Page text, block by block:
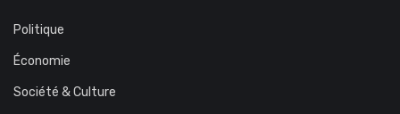
Politique
Économie
Société & Culture